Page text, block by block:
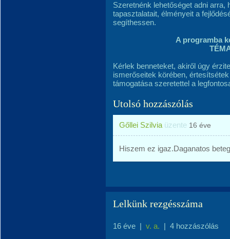
Szeretnénk lehetőséget adni
tapasztalatait, élményeit a
segíthessen.
A programba
Kérlek benneteket, akiről úgy
ismerőseitek körében,
támogatása szeretettel a
Utolsó hozzászólás
Gőllei Szilvia üzente 16 éve
Hiszem ez igaz.Daganatos
Lelkünk rezgésszáma
16 éve | v. a. | 4 hozzászólás